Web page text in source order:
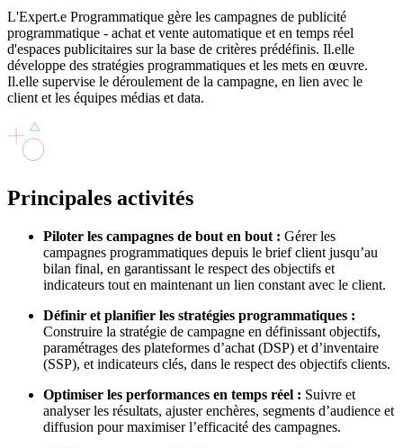
L'Expert.e Programmatique gère les campagnes de publicité
programmatique - achat et vente automatique et en temps réel
d'espaces publicitaires sur la base de critères prédéfinis. Il.elle
développe des stratégies programmatiques et les mets en œuvre.
Il.elle supervise le déroulement de la campagne, en lien avec le
client et les équipes médias et data.
Principales activités
Piloter les campagnes de bout en bout : Gérer les
campagnes programmatiques depuis le brief client jusqu’au
bilan final, en garantissant le respect des objectifs et
indicateurs tout en maintenant un lien constant avec le client.
Définir et planifier les stratégies programmatiques :
Construire la stratégie de campagne en définissant objectifs,
paramétrages des plateformes d’achat (DSP) et d’inventaire
(SSP), et indicateurs clés, dans le respect des objectifs clients.
Optimiser les performances en temps réel : Suivre et
analyser les résultats, ajuster enchères, segments d’audience et
diffusion pour maximiser l’efficacité des campagnes.